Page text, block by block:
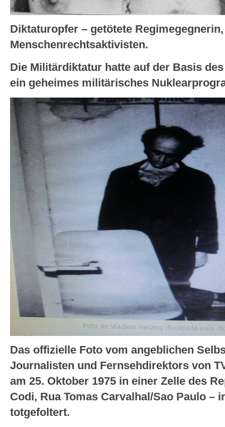
Diktaturopfer – getötete
Menschenrechtsaktivisten.
Die Militärdiktatur hatte auf der Basis
ein geheimes militärisches
Das offizielle Foto vom angeblichen
Journalisten und Fernsehdirektors von
am 25. Oktober 1975 in einer Zelle des
Codi, Rua Tomas Carvalhal/Sao Paulo –
totgefoltert.